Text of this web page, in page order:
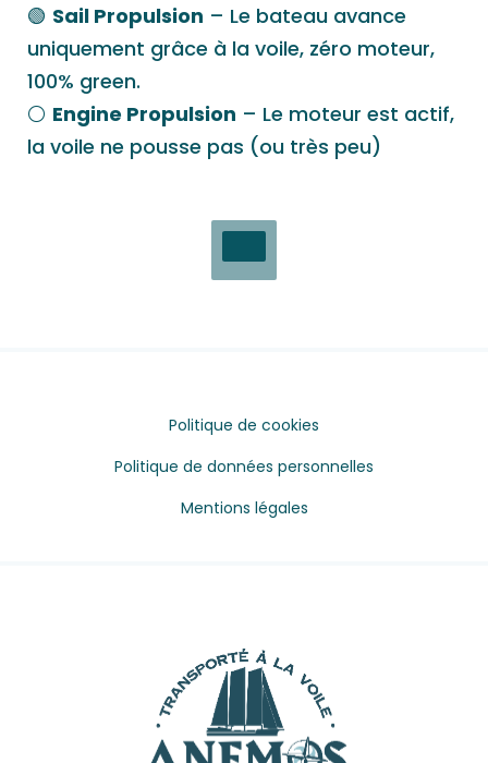
🟢 Sail Propulsion – Le bateau avance
uniquement grâce à la voile, zéro moteur,
100% green.
⚪️ Engine Propulsion – Le moteur est actif,
la voile ne pousse pas (ou très peu)
Politique de cookies
Politique de données personnelles
Mentions légales